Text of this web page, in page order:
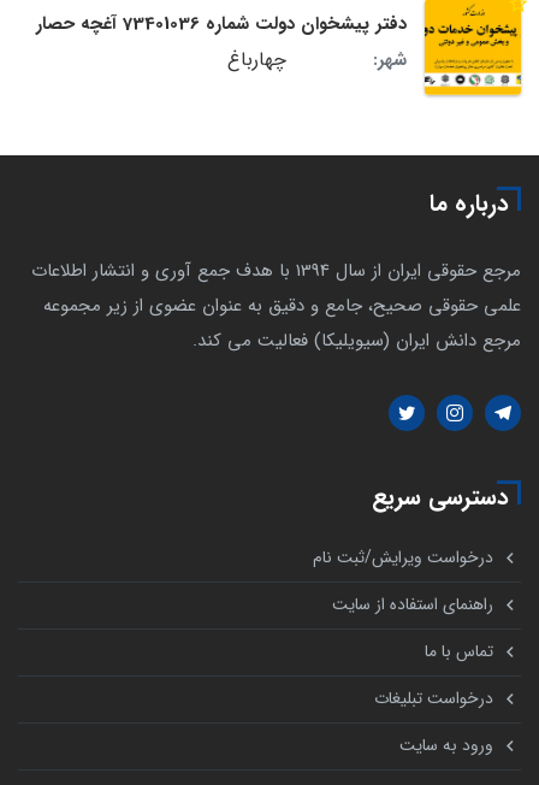
دفتر پیشخوان دولت شماره 73401036 آغچه حصار
شهر:
چهارباغ
درباره ما
مرجع حقوقی ایران از سال 1394 با هدف جمع آوری و انتشار اطلاعات
علمی حقوقی صحیح، جامع و دقیق به عنوان عضوی از زیر مجموعه
مرجع دانش ایران (سیویلیکا) فعالیت می کند.
دسترسی سریع
درخواست ویرایش/ثبت نام
راهنمای استفاده از سایت
تماس با ما
درخواست تبلیغات
ورود به سایت